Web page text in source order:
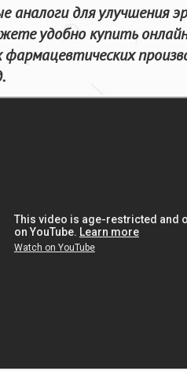
аналоги для улучшения
удобно купить